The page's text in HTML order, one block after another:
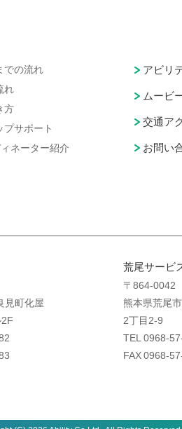
での流れ
れ
方
プサポート
ネーター紹介
アビリ
ムービ
交通ア
お問い
見町化屋
荒尾サービ
〒864-0042
熊本県荒尾
2丁目2-9
TEL 0968-
FAX 0968-